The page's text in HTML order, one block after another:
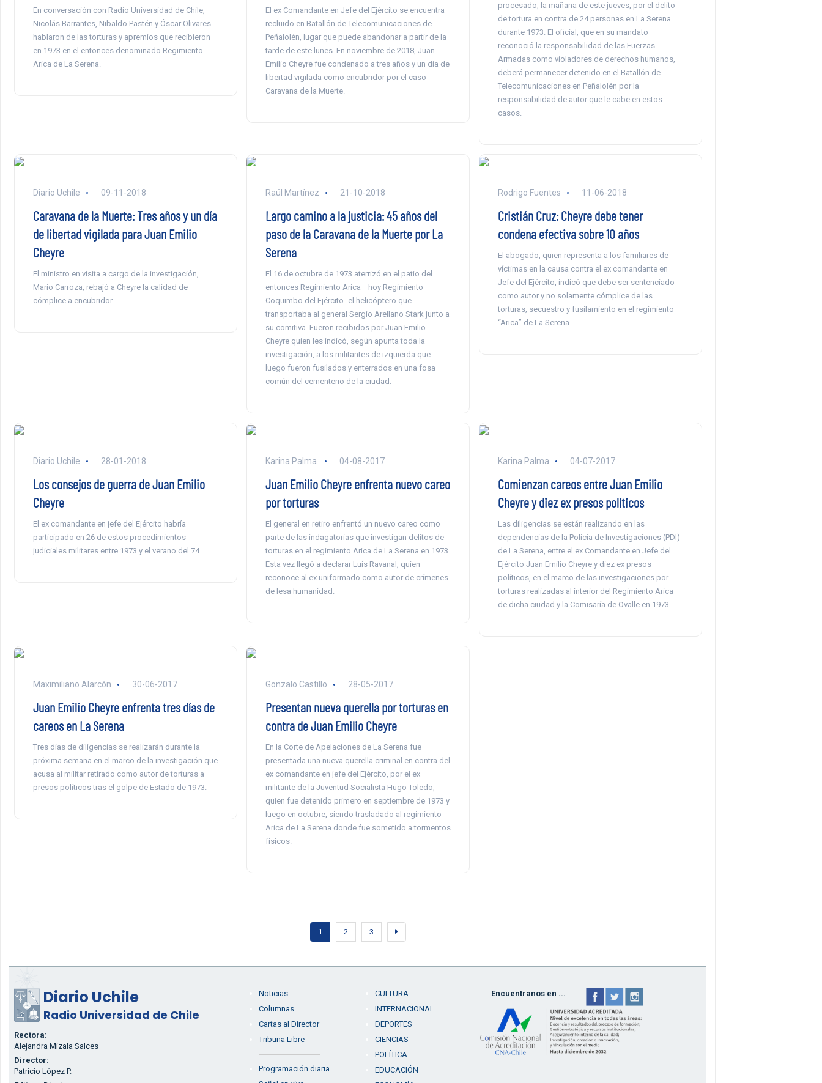
En conversación con Radio Universidad de Chile,
Nicolás Barrantes, Nibaldo Pastén y Óscar Olivares
hablaron de las torturas y apremios que recibieron
en 1973 en el entonces denominado Regimiento
Arica de La Serena.
El ex Comandante en Jefe del Ejército se encuentra
recluido en Batallón de Telecomunicaciones de
Peñalolén, lugar que puede abandonar a partir de la
tarde de este lunes. En noviembre de 2018, Juan
Emilio Cheyre fue condenado a tres años y un día de
libertad vigilada como encubridor por el caso
Caravana de la Muerte.
procesado, la mañana de este jueves, por el delito
de tortura en contra de 24 personas en La Serena
durante 1973. El oficial, que en su mandato
reconoció la responsabilidad de las Fuerzas
Armadas como violadores de derechos humanos,
deberá permanecer detenido en el Batallón de
Telecomunicaciones en Peñalolén por la
responsabilidad de autor que le cabe en estos
casos.
Diario Uchile 09-11-2018
Caravana de la Muerte: Tres años y un día
de libertad vigilada para Juan Emilio
Cheyre
El ministro en visita a cargo de la investigación,
Mario Carroza, rebajó a Cheyre la calidad de
cómplice a encubridor.
Raúl Martínez 21-10-2018
Largo camino a la justicia: 45 años del
paso de la Caravana de la Muerte por La
Serena
El 16 de octubre de 1973 aterrizó en el patio del
entonces Regimiento Arica –hoy Regimiento
Coquimbo del Ejército- el helicóptero que
transportaba al general Sergio Arellano Stark junto a
su comitiva. Fueron recibidos por Juan Emilio
Cheyre quien les indicó, según apunta toda la
investigación, a los militantes de izquierda que
luego fueron fusilados y enterrados en una fosa
común del cementerio de la ciudad.
Rodrigo Fuentes 11-06-2018
Cristián Cruz: Cheyre debe tener
condena efectiva sobre 10 años
El abogado, quien representa a los familiares de
víctimas en la causa contra el ex comandante en
Jefe del Ejército, indicó que debe ser sentenciado
como autor y no solamente cómplice de las
torturas, secuestro y fusilamiento en el regimiento
“Arica” de La Serena.
Diario Uchile 28-01-2018
Los consejos de guerra de Juan Emilio
Cheyre
El ex comandante en jefe del Ejército habría
participado en 26 de estos procedimientos
judiciales militares entre 1973 y el verano del 74.
Karina Palma 04-08-2017
Juan Emilio Cheyre enfrenta nuevo careo
por torturas
El general en retiro enfrentó un nuevo careo como
parte de las indagatorias que investigan delitos de
torturas en el regimiento Arica de La Serena en 1973.
Esta vez llegó a declarar Luis Ravanal, quien
reconoce al ex uniformado como autor de crímenes
de lesa humanidad.
Karina Palma 04-07-2017
Comienzan careos entre Juan Emilio
Cheyre y diez ex presos políticos
Las diligencias se están realizando en las
dependencias de la Policía de Investigaciones (PDI)
de La Serena, entre el ex Comandante en Jefe del
Ejército Juan Emilio Cheyre y diez ex presos
políticos, en el marco de las investigaciones por
torturas realizadas al interior del Regimiento Arica
de dicha ciudad y la Comisaría de Ovalle en 1973.
Maximiliano Alarcón 30-06-2017
Juan Emilio Cheyre enfrenta tres días de
careos en La Serena
Tres días de diligencias se realizarán durante la
próxima semana en el marco de la investigación que
acusa al militar retirado como autor de torturas a
presos políticos tras el golpe de Estado de 1973.
Gonzalo Castillo 28-05-2017
Presentan nueva querella por torturas en
contra de Juan Emilio Cheyre
En la Corte de Apelaciones de La Serena fue
presentada una nueva querella criminal en contra del
ex comandante en jefe del Ejército, por el ex
militante de la Juventud Socialista Hugo Toledo,
quien fue detenido primero en septiembre de 1973 y
luego en octubre, siendo trasladado al regimiento
Arica de La Serena donde fue sometido a tormentos
físicos.
1 2 3
Diario Uchile
Radio Universidad de Chile
Rectora:
Alejandra Mizala Salces
Director:
Patricio López P.
Noticias
Columnas
Cartas al Director
Tribuna Libre
Programación diaria
CULTURA
INTERNACIONAL
DEPORTES
CIENCIAS
POLÍTICA
EDUCACIÓN
Encuentranos en ...